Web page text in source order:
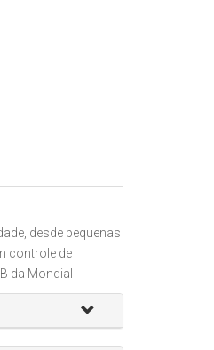
desde pequenas
controle de
da Mondial